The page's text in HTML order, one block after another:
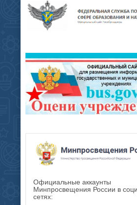
Официальные аккаунты
Минпросвещения России в
сетях: